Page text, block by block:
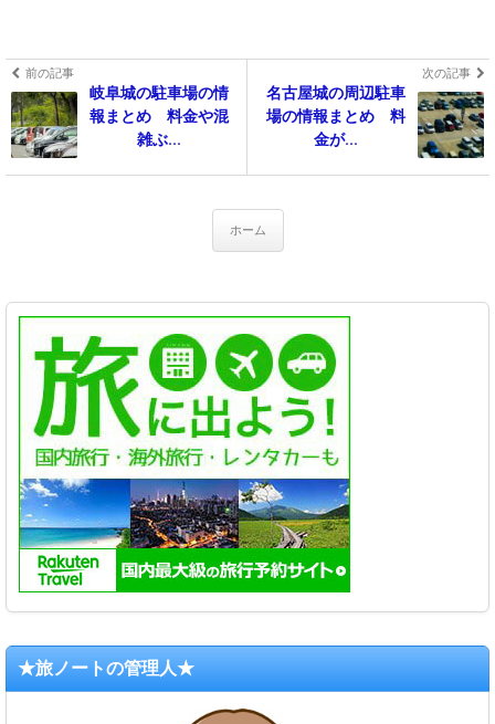
前の記事
岐阜城の駐車場の情
報まとめ 料金や混
雑ぶ...
次の記事
名古屋城の周辺駐車
場の情報まとめ 料
金が...
ホーム
★旅ノートの管理人★